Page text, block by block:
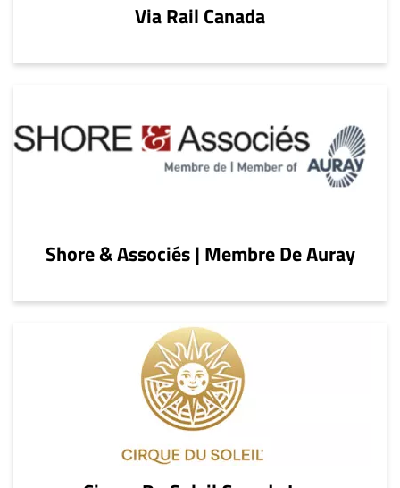
Via Rail Canada
Shore & Associés | Membre De Auray